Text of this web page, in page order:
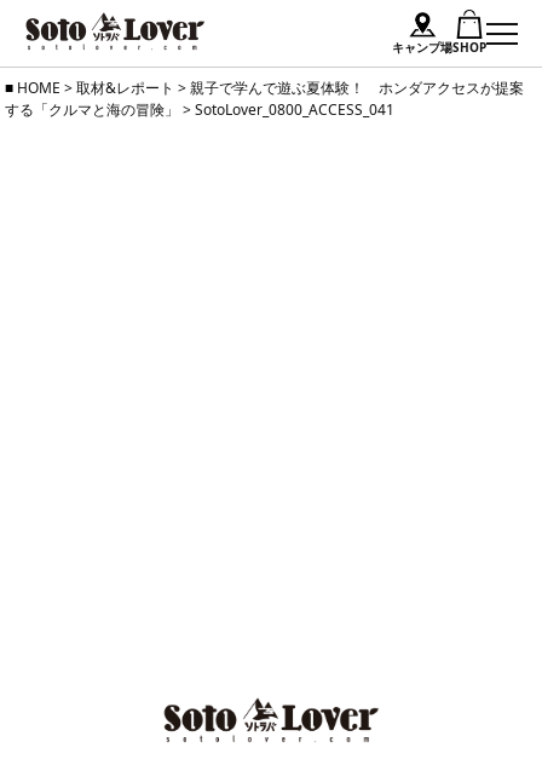
キャンプ場SHOP
Skip
to
HOME >取材&レポート >親子で学んで遊ぶ夏体験！ ホンダアクセスが提案
する「クルマと海の冒険」 >SotoLover_0800_ACCESS_041